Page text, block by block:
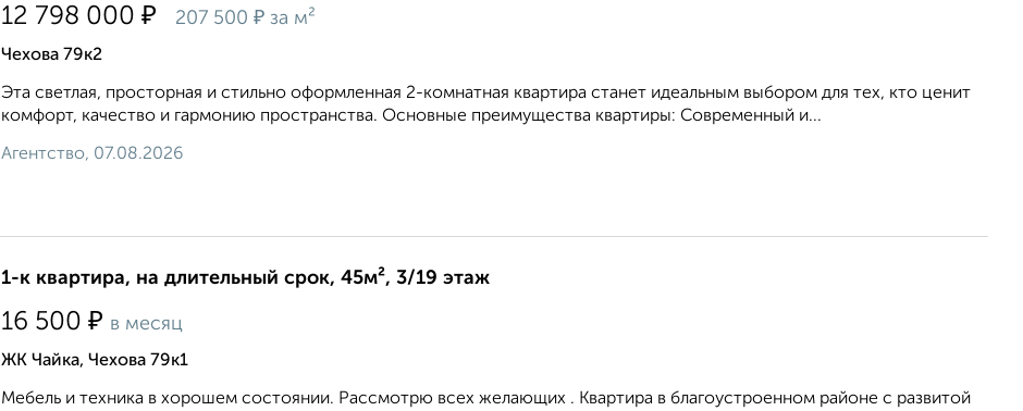
12 798 000 ₽ 207 500 ₽ за м²
Чехова 79к2
Эта светлая, просторная и стильно оформленная 2-комнатная квартира станет идеальным выбором для тех, кто ценит
комфорт, качество и гармонию пространства. Основные преимущества квартиры: Современный и...
Агентство, 07.08.2026
1-к квартира, на длительный срок, 45м², 3/19 этаж
16 500 ₽ в месяц
ЖК Чайка, Чехова 79к1
Мебель и техника в хорошем состоянии. Рассмотрю всех желающих . Квартира в благоустроенном районе с развитой